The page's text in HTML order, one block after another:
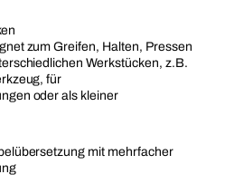
zum Greifen, Halten, Pressen
Werkstücken, z.B.
für
oder als kleiner
mit mehrfacher